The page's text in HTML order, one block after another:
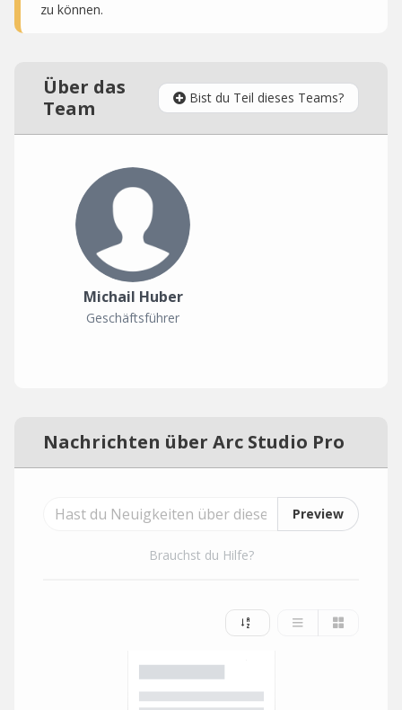
zu können.
Über das
Team
Bist du Teil dieses Teams?
Michail Huber
Geschäftsführer
Nachrichten über Arc Studio Pro
Preview
Brauchst du Hilfe?